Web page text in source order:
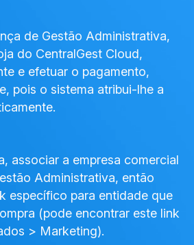
de Gestão Administrativa,
do CentralGest Cloud,
e efetuar o pagamento,
pois o sistema atribui-lhe a
associar a empresa comercial
Administrativa, então
específico para entidade que
(pode encontrar este link
> Marketing).